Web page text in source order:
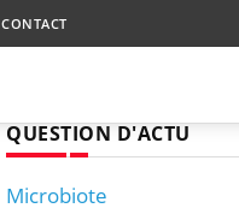
CONTACT
QUESTION D'ACTU
Microbiote